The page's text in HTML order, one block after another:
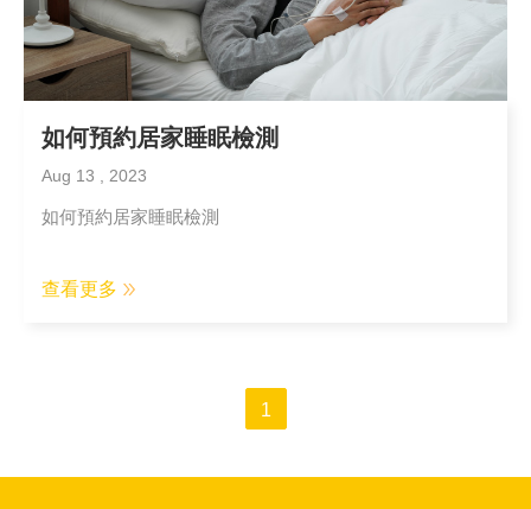
如何預約居家睡眠檢測
Aug 13 , 2023
如何預約居家睡眠檢測
查看更多
1